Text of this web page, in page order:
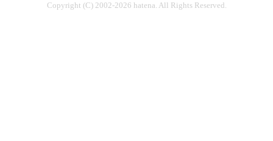
Copyright (C) 2002-2026 hatena. All Rights Reserved.